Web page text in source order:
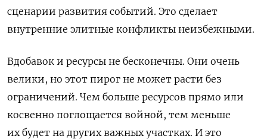
сценарии развития событий. Это сделает
внутренние элитные конфликты неизбежными.
Вдобавок и ресурсы не бесконечны. Они очень
велики, но этот пирог не может расти без
ограничений. Чем больше ресурсов прямо или
косвенно поглощается войной, тем меньше
их будет на других важных участках. И это